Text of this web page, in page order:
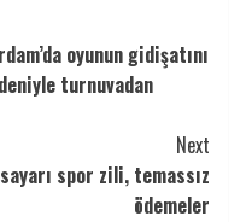
oyunun gidişatını
turnuvadan
Next
spor zili, temassız
ödemeler